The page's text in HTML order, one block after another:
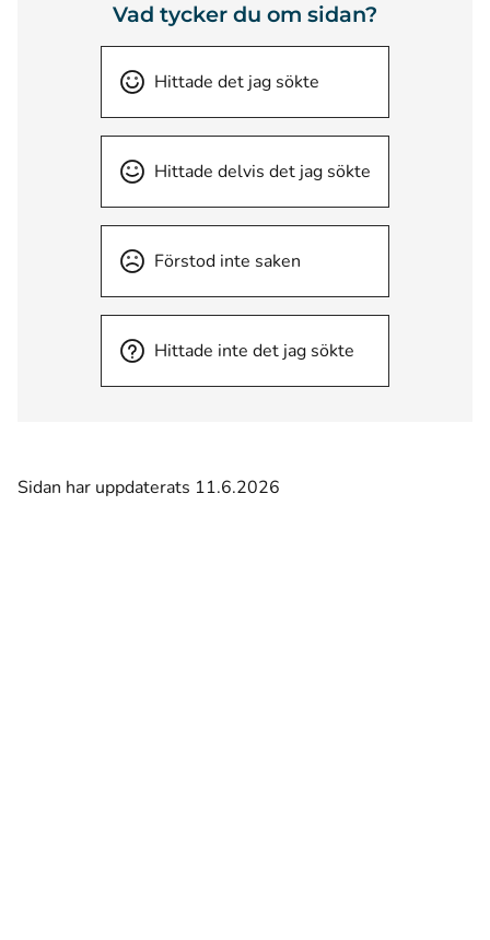
Vad tycker du om sidan?
Hittade det jag sökte
Hittade delvis det jag sökte
Förstod inte saken
Hittade inte det jag sökte
Sidan har uppdaterats 11.6.2026